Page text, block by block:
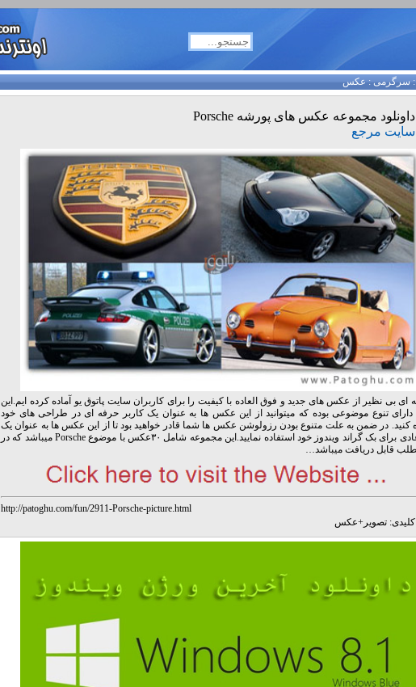
سرگرمی:عکس
داونلود مجموعه عکس های پورشه Porsche
سایت مرجع
ای بی نظیر از عکس های جدید و فوق العاده با کیفیت را برای کاربران سایت پاتوق یو آماده کرده ایم.این
دارای تنوع موضوعی بوده که میتوانید از این عکس ها به عنوان یک کاربر حرفه ای در طراحی های خود
کنید. در ضمن به علت متنوع بودن رزولوشن عکس ها شما قادر خواهید بود تا از این عکس ها به عنوان یک
کاربر عادی برای بک گراند ویندوز خود استفاده نمایید.این مجموعه شامل ۳۰عکس با موضوع Porsche میباشد که در
قابل دریافت میباشد…
http://patoghu.com/fun/2911-Porsche-picture.html
تصویر +عکس